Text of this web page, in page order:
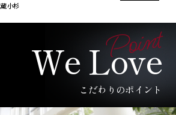
蔵小杉
We Love
Point
こだわりのポイント